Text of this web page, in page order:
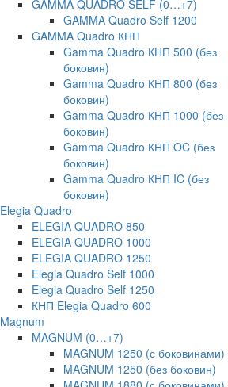
GAMMA QUADRO SELF (0…+7)
GAMMA Quadro Self 1200
GAMMA Quadro КНП
Gamma Quadro КНП 500 (без
боковин)
Gamma Quadro КНП 800 (без
боковин)
Gamma Quadro КНП 1000 (без
боковин)
Gamma Quadro КНП OC (без
боковин)
Gamma Quadro КНП IC (без
боковин)
Elegia Quadro
ELEGIA QUADRO 850
ELEGIA QUADRO 1000
ELEGIA QUADRO 1250
Elegia Quadro Self 1000
Elegia Quadro Self 1250
КНП Elegia Quadro 600
Magnum
MAGNUM (0…+7)
MAGNUM 1250 (с боковинами)
MAGNUM 1250 (без боковин)